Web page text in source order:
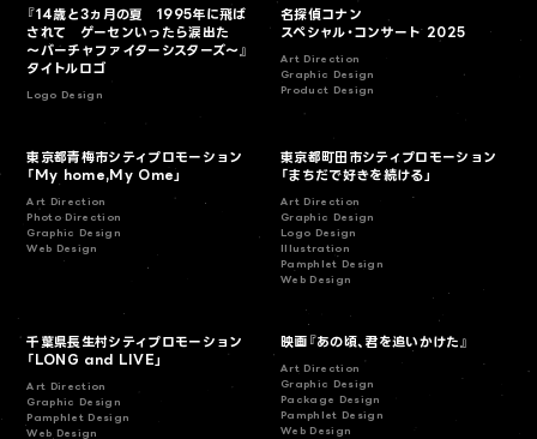
『14歳と3ヵ月の夏 1995年に飛ば
されて ゲーセンいったら涙出た
～バーチャファイターシスターズ～』
タイトルロゴ
Logo Design
名探偵コナン
スペシャル・コンサート 2025
Art Direction
Graphic Design
Product Design
東京都青梅市シティプロモーション
「My home,My Ome」
Art Direction
Photo Direction
Graphic Design
Web Design
東京都町田市シティプロモーション
「まちだで好きを続ける」
Art Direction
Graphic Design
Logo Design
Illustration
Pamphlet Design
Web Design
千葉県長生村シティプロモーション
「LONG and LIVE」
Art Direction
Graphic Design
Pamphlet Design
Web Design
映画『あの頃、君を追いかけた』
Art Direction
Graphic Design
Package Design
Pamphlet Design
Web Design